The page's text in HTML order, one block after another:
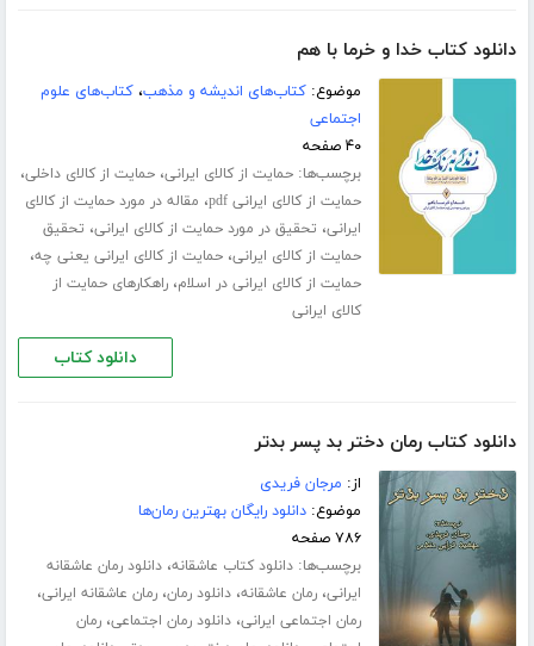
دانلود کتاب خدا و خرما با هم
موضوع:کتاب‌های اندیشه و مذهب،کتاب‌های علوم
اجتماعی
۴۰ صفحه
برچسب‌ها:حمایت از کالای ایرانی،حمایت از کالای داخلی،
حمایت از کالای ایرانی pdf ، مقاله در مورد حمایت از کالای
ایرانی، تحقیق در مورد حمایت از کالای ایرانی، تحقیق
حمایت از کالای ایرانی،حمایت از کالای ایرانی یعنی چه،
حمایت از کالای ایرانی در اسلام،راهکارهای حمایت از
کالای ایرانی
دانلود کتاب
دانلود کتاب رمان دختر بد پسر بدتر
از: مرجان فریدی
موضوع:دانلود رایگان بهترین رمان‌ها
۷۸۶ صفحه
برچسب‌ها:دانلود کتاب عاشقانه،دانلود رمان عاشقانه
ایرانی،رمان عاشقانه،دانلود رمان،رمان عاشقانه ایرانی،
رمان اجتماعی ایرانی،دانلود رمان اجتماعی،رمان